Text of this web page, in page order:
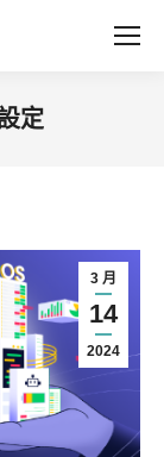
定
3 月
14
2024